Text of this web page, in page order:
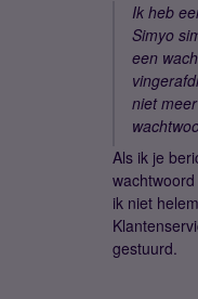
Ik heb
Simyo
een
niet
Als ik je
ik niet
gestuurd.